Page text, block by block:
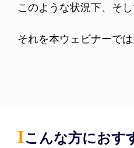
このような状況下、そ
それを本ウェビナーで
Ιこんな方におす